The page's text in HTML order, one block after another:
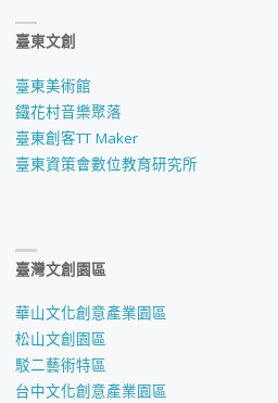
臺東文創
臺東美術館
鐵花村音樂聚落
臺東創客TT Maker
臺東資策會數位教育研究所
臺灣文創園區
華山文化創意產業園區
松山文創園區
駁二藝術特區
台中文化創意產業園區